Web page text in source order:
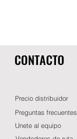
CONTACTO
Precio distribuidor
Preguntas frecuentes
Unete al equipo